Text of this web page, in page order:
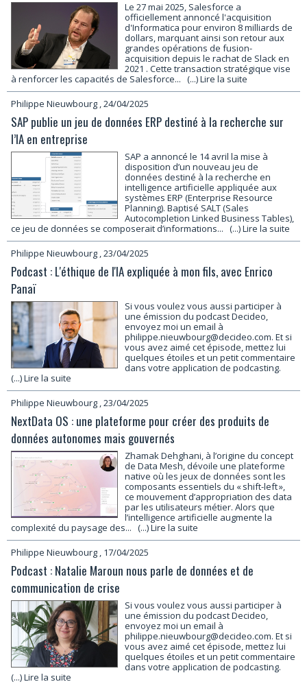
Le 27 mai 2025, Salesforce a
officiellement annoncé l'acquisition
d'Informatica pour environ 8 milliards de
dollars, marquant ainsi son retour aux
grandes opérations de fusion-
acquisition depuis le rachat de Slack en
2021 . Cette transaction stratégique vise
à renforcer les capacités de Salesforce... (...) Lire la suite
Philippe Nieuwbourg , 24/04/2025
SAP publie un jeu de données ERP destiné à la recherche sur
l’IA en entreprise
SAP a annoncé le 14 avril la mise à
disposition d’un nouveau jeu de
données destiné à la recherche en
intelligence artificielle appliquée aux
systèmes ERP (Enterprise Resource
Planning). Baptisé SALT (Sales
Autocompletion Linked Business Tables),
ce jeu de données se composerait d’informations... (...) Lire la suite
Philippe Nieuwbourg , 23/04/2025
Podcast : L'éthique de l'IA expliquée à mon fils, avec Enrico
Panaï
Si vous voulez vous aussi participer à
une émission du podcast Decideo,
envoyez moi un email à
philippe.nieuwbourg@decideo.com. Et si
vous avez aimé cet épisode, mettez lui
quelques étoiles et un petit commentaire
dans votre application de podcasting.
(...) Lire la suite
Philippe Nieuwbourg , 23/04/2025
NextData OS : une plateforme pour créer des produits de
données autonomes mais gouvernés
Zhamak Dehghani, à l’origine du concept
de Data Mesh, dévoile une plateforme
native où les jeux de données sont les
composants essentiels du « shift-left »,
ce mouvement d’appropriation des data
par les utilisateurs métier. Alors que
l’intelligence artificielle augmente la
complexité du paysage des... (...) Lire la suite
Philippe Nieuwbourg , 17/04/2025
Podcast : Natalie Maroun nous parle de données et de
communication de crise
Si vous voulez vous aussi participer à
une émission du podcast Decideo,
envoyez moi un email à
philippe.nieuwbourg@decideo.com. Et si
vous avez aimé cet épisode, mettez lui
quelques étoiles et un petit commentaire
dans votre application de podcasting.
(...) Lire la suite